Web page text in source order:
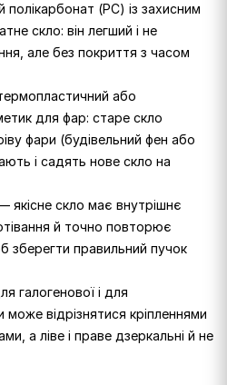
(PC) із захисним
скло: він легший і не
але без покриття з часом
або
для фар: старе скло
фари (будівельний фен або
і садять нове скло на
якісне скло має внутрішнє
й точно повторює
зберегти правильний пучок
галогенової і для
може відрізнятися кріпленнями
а ліве і праве дзеркальні й не